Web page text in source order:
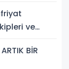
ve
BİR